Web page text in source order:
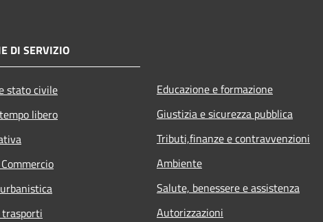
DI SERVIZIO
stato civile
libero
Educazione e formazione
Giustizia e sicurezza pubblica
Tributi,finanze e contravvenzioni
Ambiente
Salute, benessere e assistenza
Autorizzazioni